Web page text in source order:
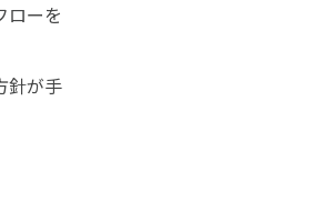
ローを
針が手